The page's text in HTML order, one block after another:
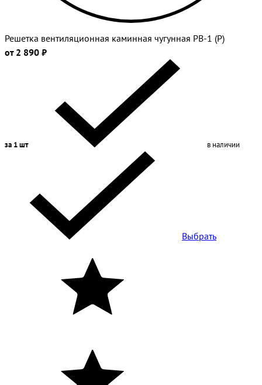
Решетка вентиляционная каминная чугунная РВ-1 (Р)
от 2 890 ₽
за 1 шт в наличии
Выбрать